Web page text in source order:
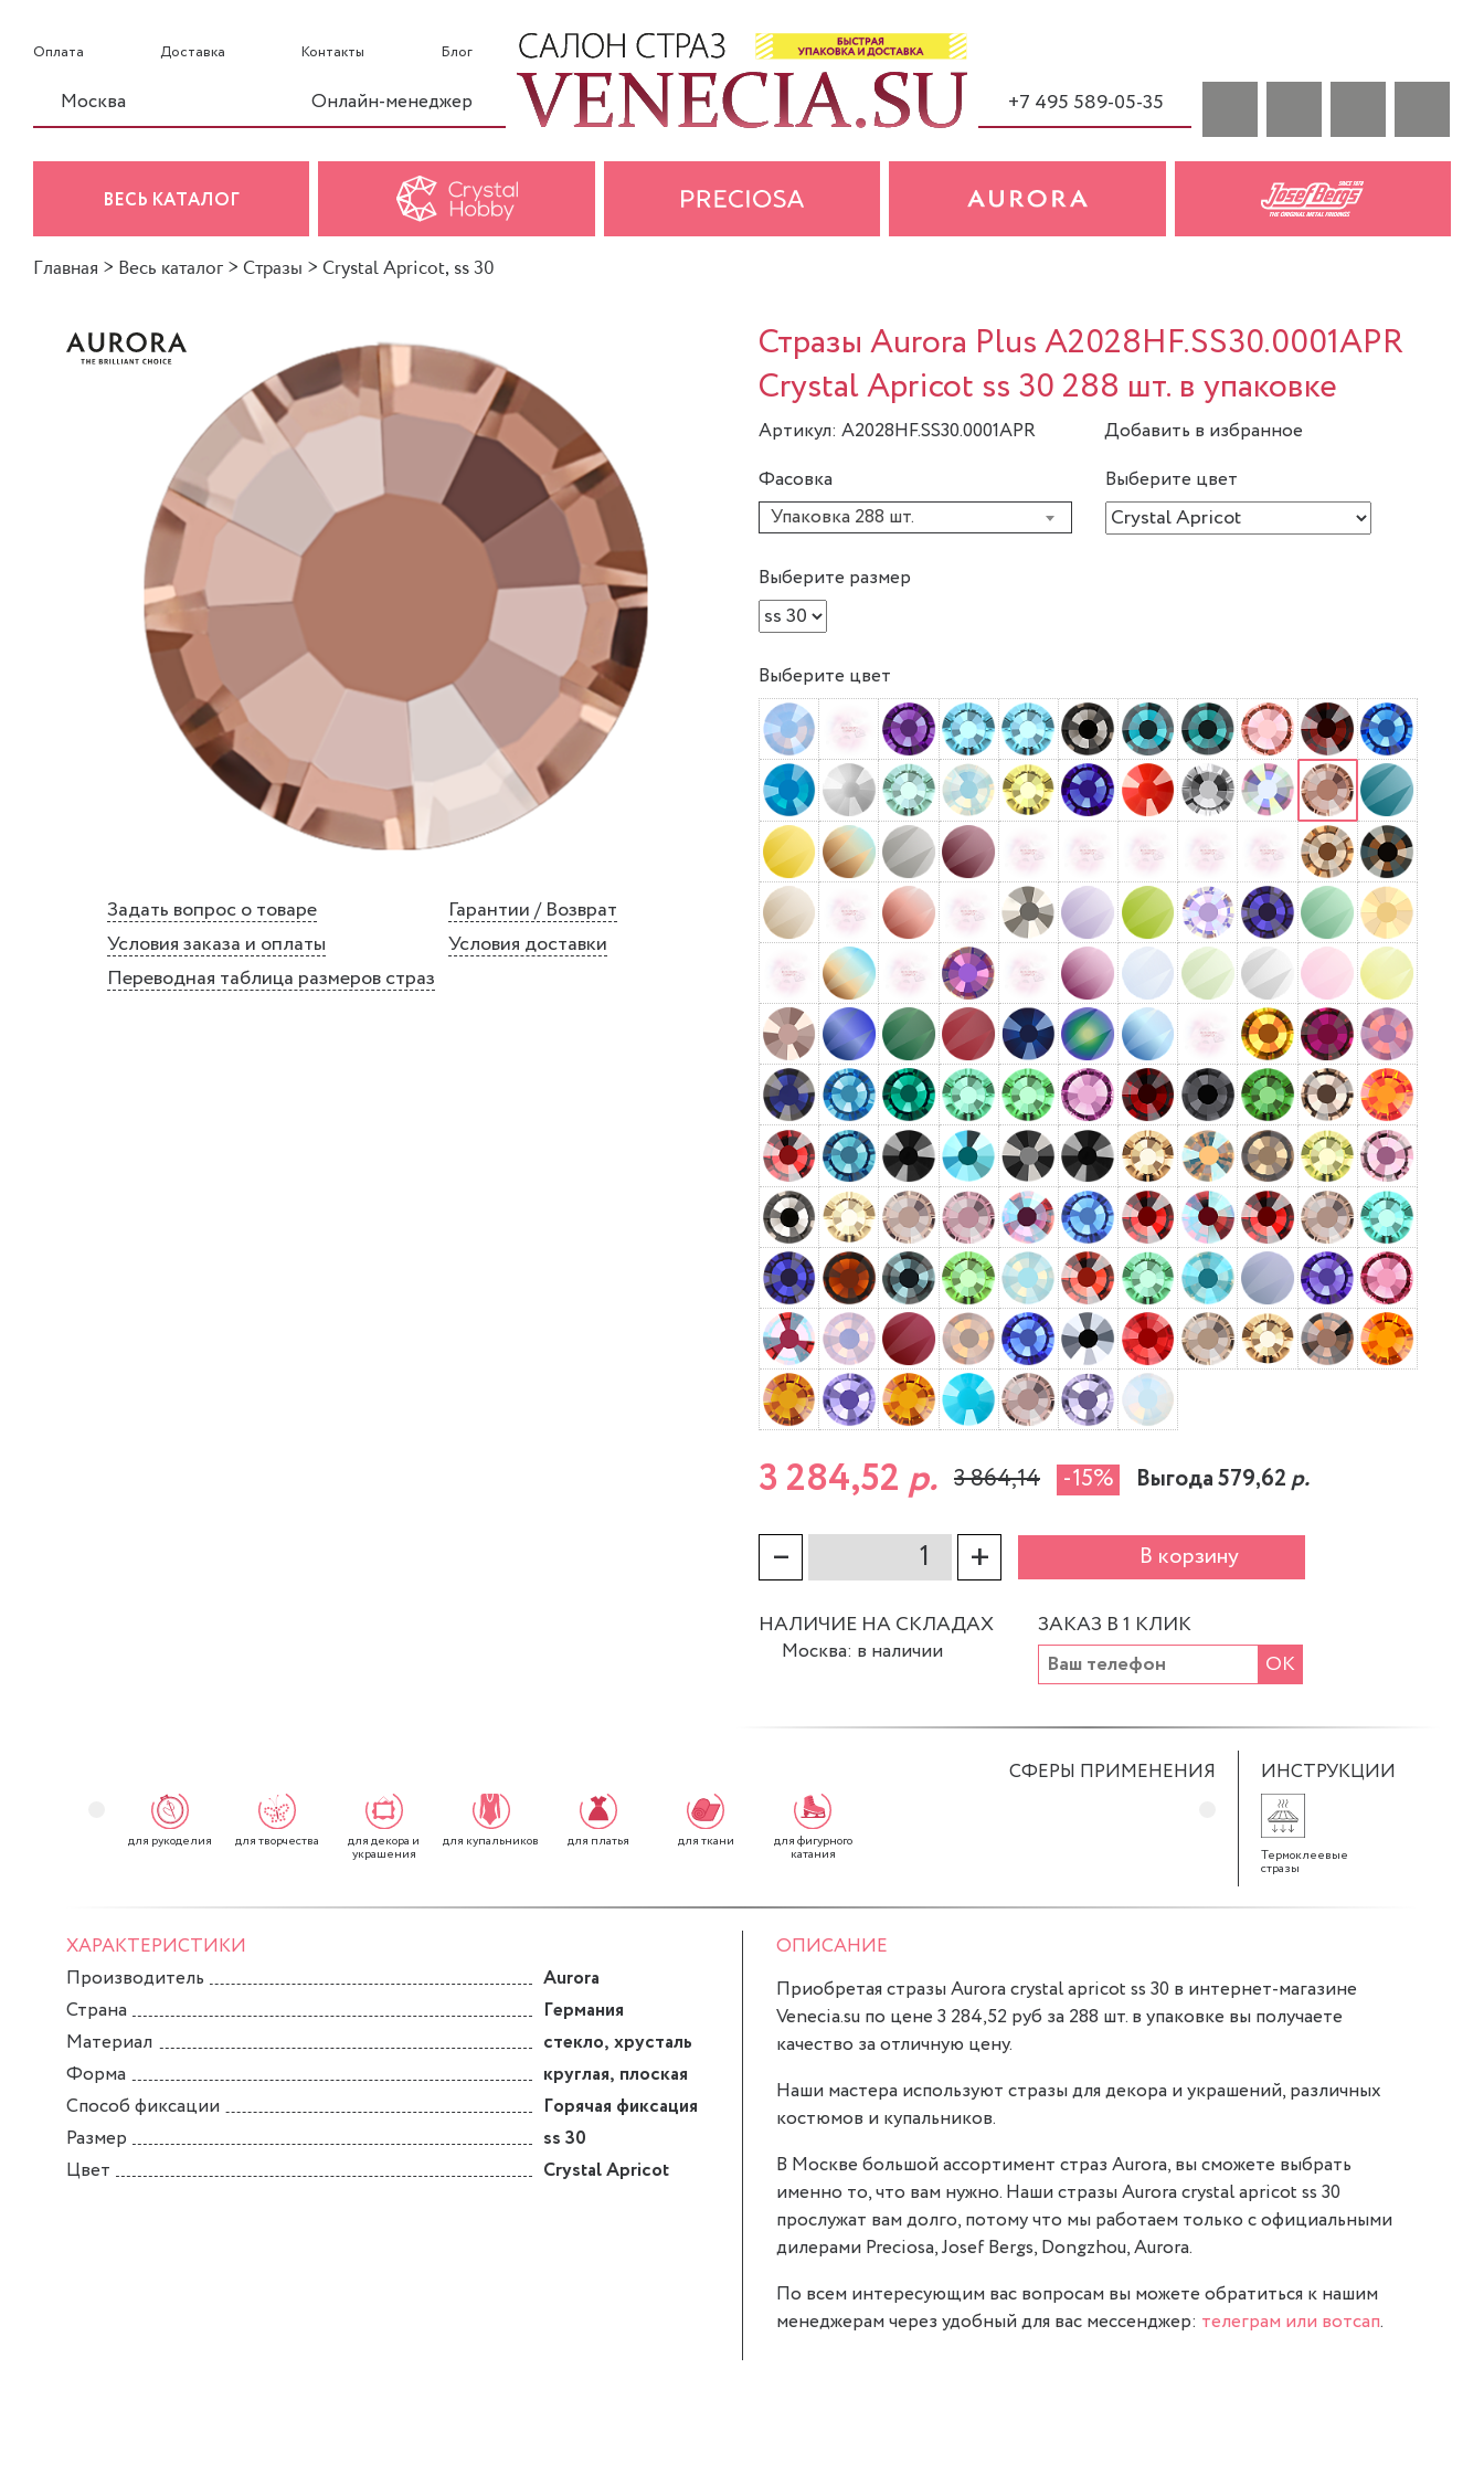
Оплата Доставка Контакты Блог
Москва Онлайн-менеджер +7 495 589-05-35
ВЕСЬ КАТАЛОГ
Главная > Весь каталог > Стразы > Crystal Apricot, ss 30
Задать вопрос о товаре
Гарантии / Возврат
Условия заказа и оплаты
Условия доставки
Переводная таблица размеров страз
Стразы Aurora Plus A2028HF.SS30.0001APR
Crystal Apricot ss 30 288 шт. в упаковке
Артикул: A2028HF.SS30.0001APR
Добавить в избранное
Фасовка
Упаковка 288 шт.
Выберите цвет
Выберите размер
Выберите цвет
3 284,52 р. 3 864,14 -15% Выгода 579,62р.
– + В корзину
НАЛИЧИЕ НА СКЛАДАХ
Москва: в наличии
ЗАКАЗ В 1 КЛИК
ОК
СФЕРЫ ПРИМЕНЕНИЯ
для рукоделия для творчества для декора и
украшения
для купальников для платья для ткани для фигурного
катания
ИНСТРУКЦИИ
Термоклеевые
стразы
ХАРАКТЕРИСТИКИ
Производитель
Aurora
Страна
Германия
Материал
стекло, хрусталь
Форма
круглая, плоская
Способ фиксации
Горячая фиксация
Размер
ss 30
Цвет
Crystal Apricot
ОПИСАНИЕ
Приобретая стразы Aurora crystal apricot ss 30 в интернет-магазине
Venecia.su по цене 3 284,52 руб за 288 шт. в упаковке вы получаете
качество за отличную цену.
Наши мастера используют стразы для декора и украшений, различных
костюмов и купальников.
В Москве большой ассортимент страз Aurora, вы сможете выбрать
именно то, что вам нужно. Наши стразы Aurora crystal apricot ss 30
прослужат вам долго, потому что мы работаем только с официальными
дилерами Preciosa, Josef Bergs, Dongzhou, Aurora.
По всем интересующим вас вопросам вы можете обратиться к нашим
менеджерам через удобный для вас мессенджер: телеграм или вотсап.